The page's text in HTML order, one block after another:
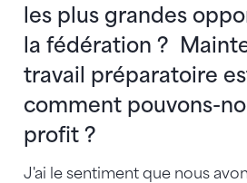
les plus grandes
la fédération ?
travail préparatoire
comment pouvons-
profit ?
J'ai le sentiment que nous